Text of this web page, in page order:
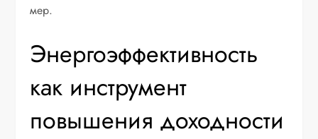
мер.
Энергоэффективность
как инструмент
повышения доходности